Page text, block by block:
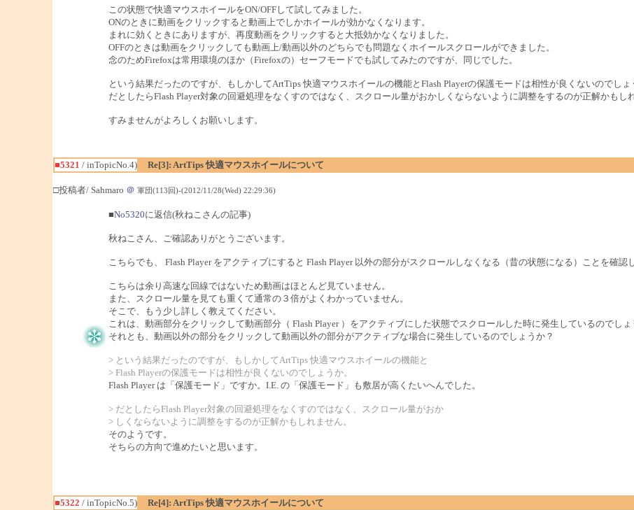
この状態で快適マウスホイールをON/OFFして試してみました。
ONのときに動画をクリックすると動画上でしかホイールが効かなくなります。
まれに効くときにありますが、再度動画をクリックすると大抵効かなくなりました。
OFFのときは動画をクリックしても動画上/動画以外のどちらでも問題なくホイールスクロールができました。
念のためFirefoxは常用環境のほか（Firefoxの）セーフモードでも試してみたのですが、同じでした。
という結果だったのですが、もしかしてArtTips 快適マウスホイールの機能とFlash Playerの保護モードは相性が良くないのでしょ
だとしたらFlash Player対象の回避処理をなくすのではなく、スクロール量がおかしくならないように調整をするのが正解かもし
すみませんがよろしくお願いします。
■5321 / inTopicNo.4)
Re[3]: ArtTips 快適マウスホイールについて
□投稿者/ Sahmaro ＠ 軍団(113回)-(2012/11/28(Wed) 22:29:36)
■No5320に返信(秋ねこさんの記事)
秋ねこさん、ご確認ありがとうございます。
こちらでも、 Flash Player をアクティブにすると Flash Player 以外の部分がスクロールしなくなる（昔の状態になる）ことを確認
こちらは余り高速な回線ではないため動画はほとんど見ていません。
また、スクロール量を見ても重くて通常の３倍がよくわかっていません。
そこで、もう少し詳しく教えてください。
これは、動画部分をクリックして動画部分（ Flash Player ）をアクティブにした状態でスクロールした時に発生しているのでしょ
それとも、動画以外の部分をクリックして動画以外の部分がアクティブな場合に発生しているのでしょうか？
> という結果だったのですが、もしかしてArtTips 快適マウスホイールの機能と
> Flash Playerの保護モードは相性が良くないのでしょうか。
Flash Player は「保護モード」ですか。I.E. の「保護モード」も敷居が高くたいへんでした。
> だとしたらFlash Player対象の回避処理をなくすのではなく、スクロール量がおか
> しくならないように調整をするのが正解かもしれません。
そのようです。
そちらの方向で進めたいと思います。
■5322 / inTopicNo.5)
Re[4]: ArtTips 快適マウスホイールについて